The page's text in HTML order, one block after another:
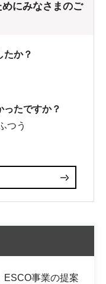
にみなさまのご
たか？
ったですか？
つう
ESCO事業の提案